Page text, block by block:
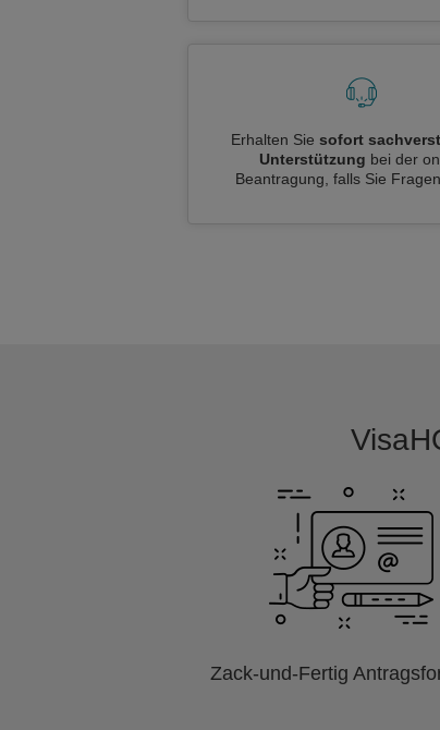
Erhalten Sie sofort
Unterstützung bei der
Beantragung, falls Sie
Zack-und-Fertig